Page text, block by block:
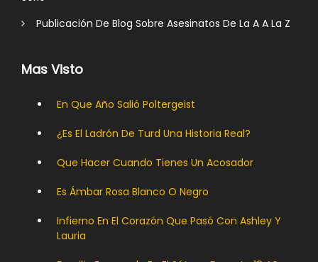
Publicación De Blog Sobre Asesinatos De La A A La Z
Mas Visto
En Que Año Salió Poltergeist
¿Es El Ladrón De Turd Una Historia Real?
Que Hacer Cuando Tienes Un Acosador
Es Ámbar Rosa Blanco O Negro
Infierno En El Corazón Que Pasó Con Ashley Y
Lauria